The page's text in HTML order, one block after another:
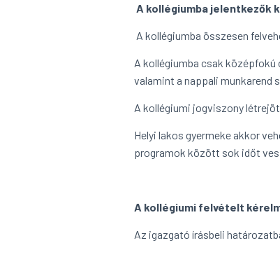
A kollégiumba jelentkezők
A kollégiumba összesen
A kollégiumba csak
valamint a nappali munkarend
A kollégiumi jogviszony
Helyi lakos gyermeke akkor
programok között sok időt
A kollégiumi felvételt
Az igazgató írásbeli